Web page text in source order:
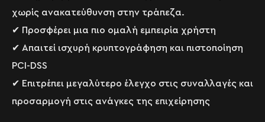
χωρίς ανακατεύθυνση στην τράπεζα.
✔ Προσφέρει μια πιο ομαλή εμπειρία χρήστη
✔ Απαιτεί ισχυρή κρυπτογράφηση και πιστοποίηση
PCI-DSS
✔ Επιτρέπει μεγαλύτερο έλεγχο στις συναλλαγές και
προσαρμογή στις ανάγκες της επιχείρησης